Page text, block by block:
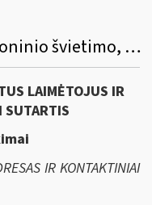
Mokesčių mokėtojų elektroninio švietimo, konsultavimo ir informavimo paslaugų sistemos (ESKIS) priežiūros paslaugų viešasis pirkimas
LAIMĖTOJUS IR
SUTARTIS
IR KONTAKTINIAI